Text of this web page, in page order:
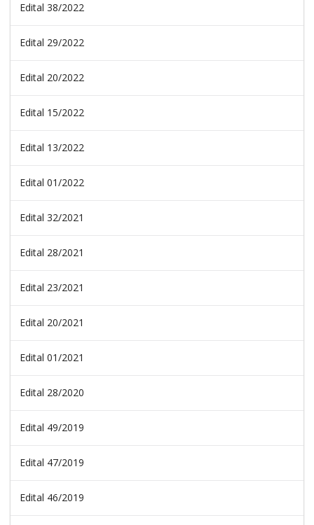
Edital 38/2022
Edital 29/2022
Edital 20/2022
Edital 15/2022
Edital 13/2022
Edital 01/2022
Edital 32/2021
Edital 28/2021
Edital 23/2021
Edital 20/2021
Edital 01/2021
Edital 28/2020
Edital 49/2019
Edital 47/2019
Edital 46/2019